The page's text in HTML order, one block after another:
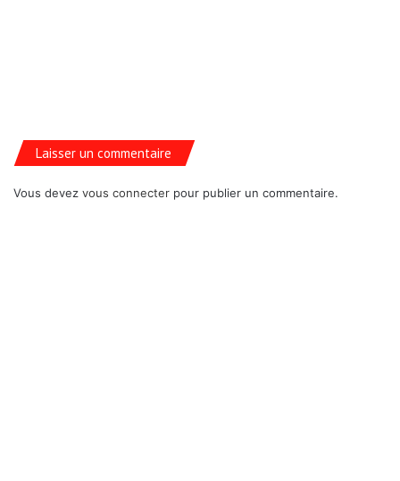
Laisser un commentaire
Vous devez vous connecter pour publier un commentaire.